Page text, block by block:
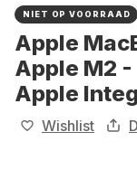
NIET OP VOORRAAD
Apple
Apple M2 -
Apple
Wishlist